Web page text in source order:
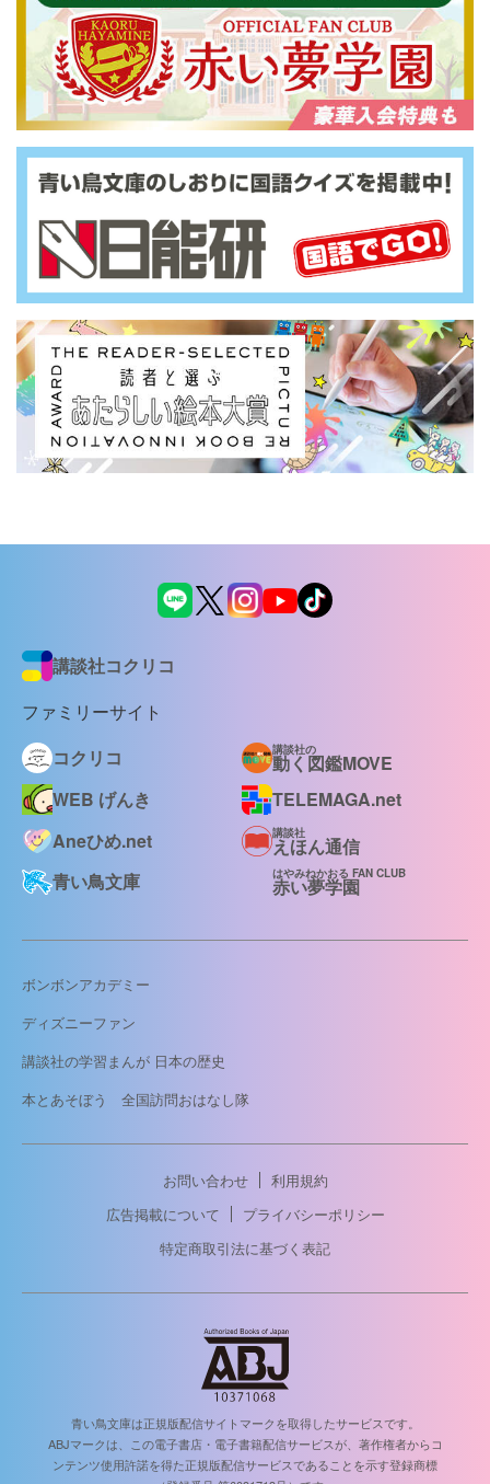
講談社コクリコ
ファミリーサイト
コクリコ
講談社の
動く図鑑MOVE
WEB げんき
TELEMAGA.net
Aneひめ.net
講談社
えほん通信
青い鳥文庫
はやみねかおる FAN CLUB
赤い夢学園
ボンボンアカデミー
ディズニーファン
講談社の学習まんが 日本の歴史
本とあそぼう 全国訪問おはなし隊
お問い合わせ
利用規約
広告掲載について
プライバシーポリシー
特定商取引法に基づく表記
青い鳥文庫は正規版配信サイトマークを取得したサービスです。
ABJマークは、この電子書店・電子書籍配信サービスが、著作権者からコ
ンテンツ使用許諾を得た正規版配信サービスであることを示す登録商標